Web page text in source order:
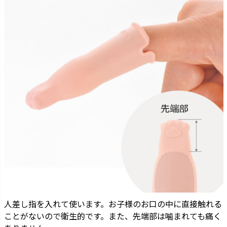
人差し指を入れて使います。お子様のお口の中に直接触れる
ことがないので衛生的です。また、先端部は噛まれても痛く